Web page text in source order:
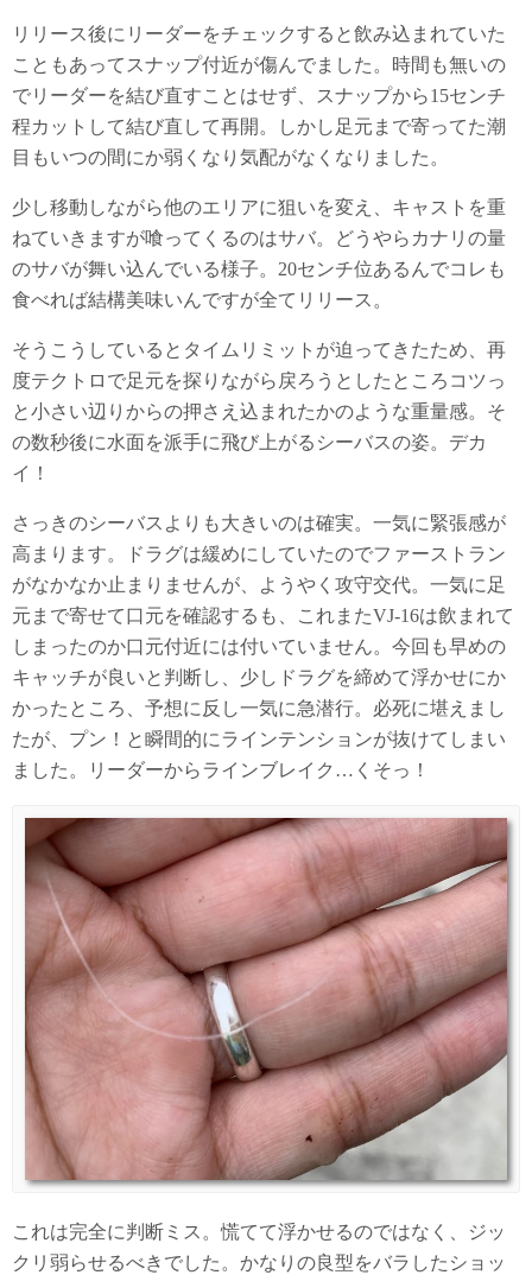
リリース後にリーダーをチェックすると飲み込まれていた
こともあってスナップ付近が傷んでました。時間も無いの
でリーダーを結び直すことはせず、スナップから15センチ
程カットして結び直して再開。しかし足元まで寄ってた潮
目もいつの間にか弱くなり気配がなくなりました。
少し移動しながら他のエリアに狙いを変え、キャストを重
ねていきますが喰ってくるのはサバ。どうやらカナリの量
のサバが舞い込んでいる様子。20センチ位あるんでコレも
食べれば結構美味いんですが全てリリース。
そうこうしているとタイムリミットが迫ってきたため、再
度テクトロで足元を探りながら戻ろうとしたところコツっ
と小さい辺りからの押さえ込まれたかのような重量感。そ
の数秒後に水面を派手に飛び上がるシーバスの姿。デカ
イ！
さっきのシーバスよりも大きいのは確実。一気に緊張感が
高まります。ドラグは緩めにしていたのでファーストラン
がなかなか止まりませんが、ようやく攻守交代。一気に足
元まで寄せて口元を確認するも、これまたVJ-16は飲まれて
しまったのか口元付近には付いていません。今回も早めの
キャッチが良いと判断し、少しドラグを締めて浮かせにか
かったところ、予想に反し一気に急潜行。必死に堪えまし
たが、プン！と瞬間的にラインテンションが抜けてしまい
ました。リーダーからラインブレイク…くそっ！
これは完全に判断ミス。慌てて浮かせるのではなく、ジッ
クリ弱らせるべきでした。かなりの良型をバラしたショッ